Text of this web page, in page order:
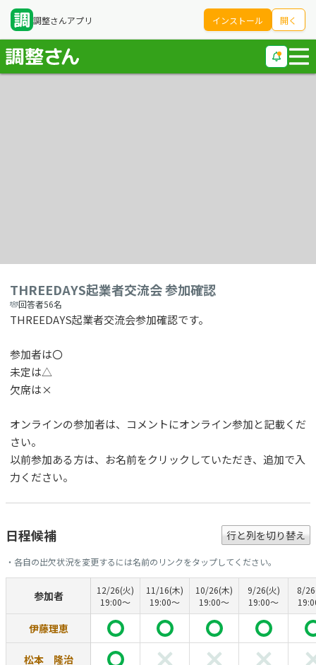
調整さんアプリ インストール 開く
THREEDAYS起業者交流会 参加確認
回答者56名
THREEDAYS起業者交流会参加確認です。
参加者は〇
未定は△
欠席は×
オンラインの参加者は、コメントにオンライン参加と記載くだ
さい。
以前参加ある方は、お名前をクリックしていただき、追加で入
力ください。
日程候補 行と列を切り替え
・各自の出欠状況を変更するには名前のリンクをタップしてください。
参加者
12/26(火)
19:00〜
11/16(木)
19:00〜
10/26(木)
19:00〜
9/26(火)
19:00〜
8/
伊藤理恵
松本 隆治